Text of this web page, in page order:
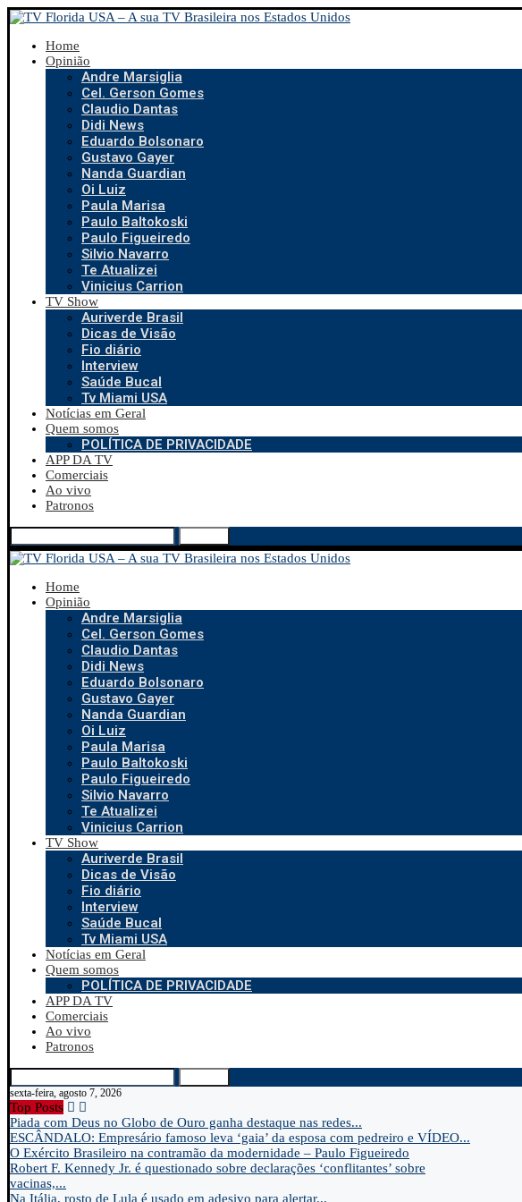
Home
Opinião
Andre Marsiglia
Cel. Gerson Gomes
Claudio Dantas
Didi News
Eduardo Bolsonaro
Gustavo Gayer
Nanda Guardian
Oi Luiz
Paula Marisa
Paulo Baltokoski
Paulo Figueiredo
Silvio Navarro
Te Atualizei
Vinicius Carrion
TV Show
Auriverde Brasil
Dicas de Visão
Fio diário
Interview
Saúde Bucal
Tv Miami USA
Notícias em Geral
Quem somos
POLÍTICA DE PRIVACIDADE
APP DA TV
Comerciais
Ao vivo
Patronos
Home
Opinião
Andre Marsiglia
Cel. Gerson Gomes
Claudio Dantas
Didi News
Eduardo Bolsonaro
Gustavo Gayer
Nanda Guardian
Oi Luiz
Paula Marisa
Paulo Baltokoski
Paulo Figueiredo
Silvio Navarro
Te Atualizei
Vinicius Carrion
TV Show
Auriverde Brasil
Dicas de Visão
Fio diário
Interview
Saúde Bucal
Tv Miami USA
Notícias em Geral
Quem somos
POLÍTICA DE PRIVACIDADE
APP DA TV
Comerciais
Ao vivo
Patronos
sexta-feira, agosto 7, 2026
Top Posts
Piada com Deus no Globo de Ouro ganha destaque nas redes...
ESCÂNDALO: Empresário famoso leva ‘gaia’ da esposa com pedreiro e VÍDEO...
O Exército Brasileiro na contramão da modernidade – Paulo Figueiredo
Robert F. Kennedy Jr. é questionado sobre declarações ‘conflitantes’ sobre
vacinas,...
Na Itália, rosto de Lula é usado em adesivo para alertar...